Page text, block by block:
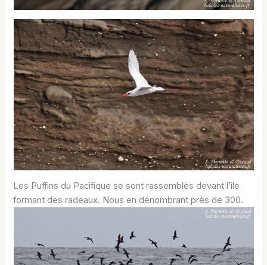
Les Puffins du Pacifique se sont rassemblés devant l’île
formant des radeaux. Nous en dénombrant près de 300.